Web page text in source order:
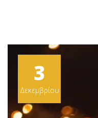
3
Δεκεμβρίου